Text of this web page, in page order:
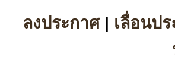
ลงประกาศ| เลื่อนป